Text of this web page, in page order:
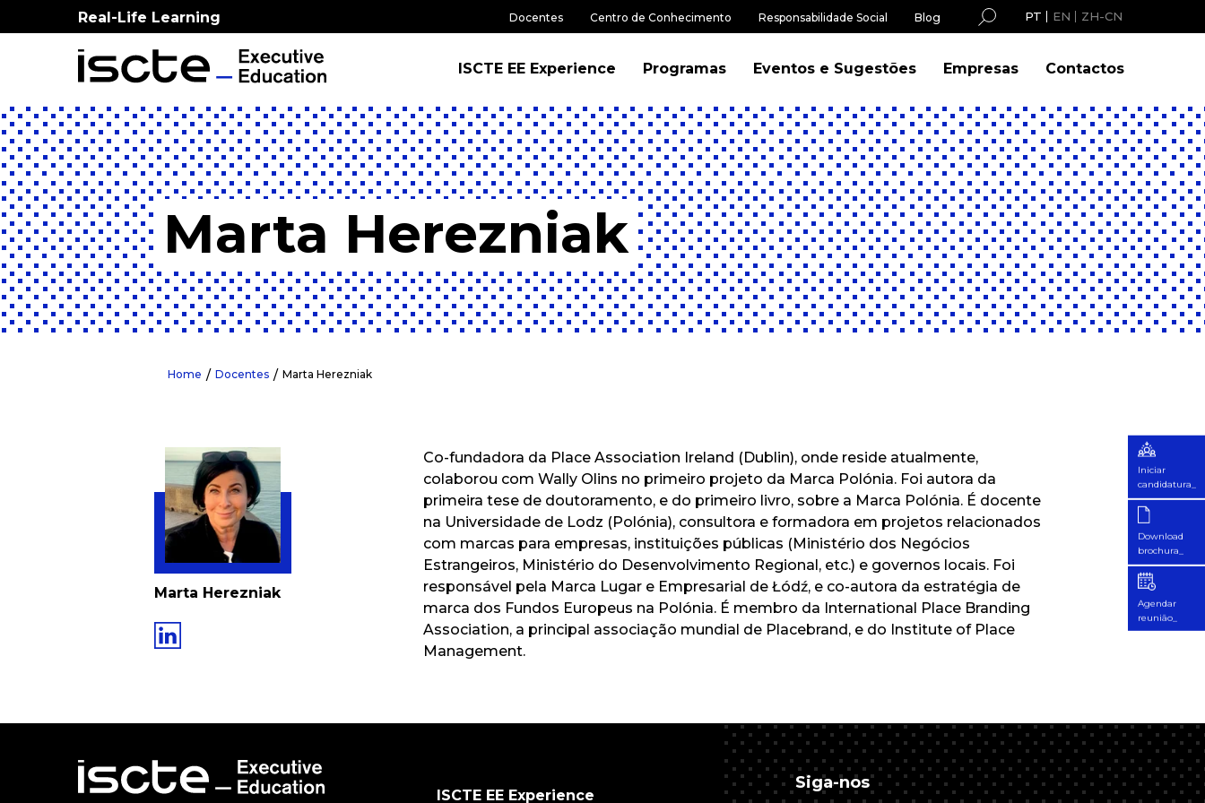
Real-Life Learning Docentes Centro de Conhecimento Responsabilidade Social Blog PT EN ZH-CN
ISCTE EE Experience Programas Eventos e Sugestões Empresas Contactos
Marta Herezniak
Home Docentes Marta Herezniak
Marta Herezniak
Co-fundadora da Place Association Ireland (Dublin), onde reside atualmente,
colaborou com Wally Olins no primeiro projeto da Marca Polónia. Foi autora da
primeira tese de doutoramento, e do primeiro livro, sobre a Marca Polónia. É docente
na Universidade de Lodz (Polónia), consultora e formadora em projetos relacionados
com marcas para empresas, instituições públicas (Ministério dos Negócios
Estrangeiros, Ministério do Desenvolvimento Regional, etc.) e governos locais. Foi
responsável pela Marca Lugar e Empresarial de Łódź, e co-autora da estratégia de
marca dos Fundos Europeus na Polónia. É membro da International Place Branding
Association, a principal associação mundial de Placebrand, e do Institute of Place
Management.
Iniciar
candidatura_
Download
brochura_
Agendar
reunião_
ISCTE EE Experience
Siga-nos